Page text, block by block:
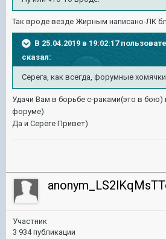
Так вроде везде Жирным написано-ЛК
В 25.04.2019 в 19:02:17
сказал:
Серега, как всегда, форумные
Удачи Вам в борьбе с-раками(это в бою)
форуме)
Да и Серёге Привет)
Участник
3 934 публикации